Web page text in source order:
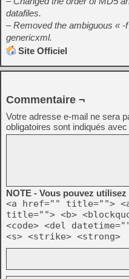
datafiles.
– Removed the ambiguous «
genericxml.
Site Officiel
Commentaire ¬
Votre adresse e-mail ne sera
obligatoires sont indiqués avec
NOTE - Vous pouvez
<a href="" title="">
title=""> <b>
<code> <del
<s> <strike> <strong>